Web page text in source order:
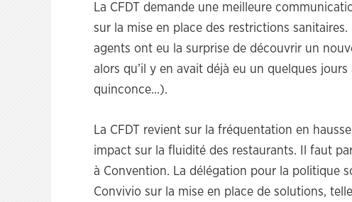
La CFDT demande une meilleure
sur la mise en place des restrictions
agents ont eu la surprise de découvrir un
alors qu’il y en avait déjà eu un quelques
quinconce…).
La CFDT revient sur la fréquentation en
impact sur la fluidité des restaurants. Il faut
à Convention. La délégation pour la politique
Convivio sur la mise en place de solutions,